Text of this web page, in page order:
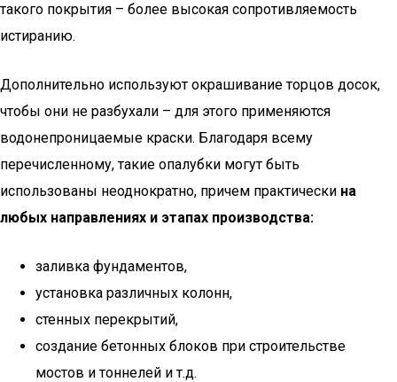
такого покрытия – более высокая сопротивляемость
истиранию.
Дополнительно используют окрашивание торцов досок,
чтобы они не разбухали – для этого применяются
водонепроницаемые краски. Благодаря всему
перечисленному, такие опалубки могут быть
использованы неоднократно, причем практически на
любых направлениях и этапах производства:
заливка фундаментов,
установка различных колонн,
стенных перекрытий,
создание бетонных блоков при строительстве
мостов и тоннелей и т.д.